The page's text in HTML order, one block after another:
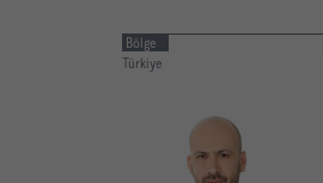
Bölge
Türkiye